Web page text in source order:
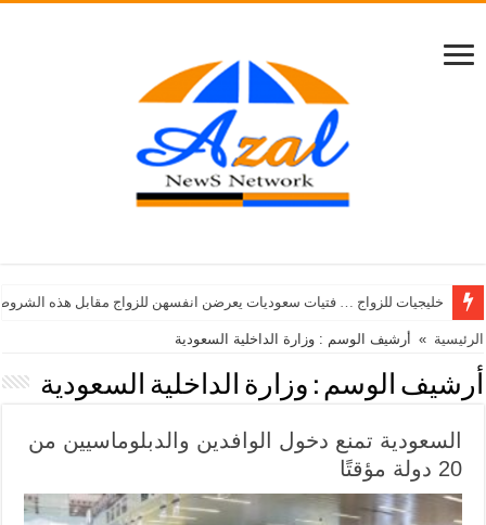
خليجيات للزواج … فتيات سعوديات يعرضن انفسهن للزواج مقابل هذه
الرئيسية » أرشيف الوسم : وزارة الداخلية السعودية
أرشيف الوسم : وزارة الداخلية السعودية
السعودية تمنع دخول الوافدين والدبلوماسيين من
20 دولة مؤقتًا